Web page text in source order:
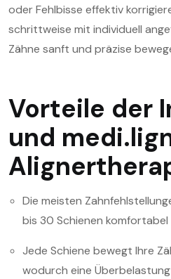
oder Fehlbisse effektiv
schrittweise mit individuell
Zähne sanft und präzise
Vorteile der
und
Die meisten
bis 30 Schienen komfortabel
Jede Schiene bewegt Ihre
wodurch eine